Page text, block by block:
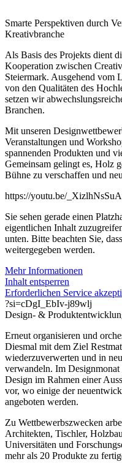
Smarte Perspektiven durch
Kreativbranche
Als Basis des Projekts dient
Kooperation zwischen
Steiermark. Ausgehend vom
von den Qualitäten des
setzen wir
Branchen.
Mit unseren
Veranstaltungen und
spannenden Produkten und
Gemeinsam gelingt es, Holz
Bühne zu verschaffen und
https://youtu.be/_XizlhNsSuA
Sie sehen gerade einen
eigentlichen Inhalt
unten. Bitte beachten Sie,
weitergegeben werden.
Mehr Informationen
Inhalt entsperren
Erforderlichen Service
?si=cDgI_EbIv-j89wlj
Design- &
Erneut organisieren und
Diesmal mit dem Ziel
wiederzuverwerten und in
verwandeln. Im
Design im Rahmen einer
vor, wo einige der
angeboten werden.
Zu Wettbewerbszwecken
Architekten, Tischler,
Universitäten und
mehr als 20 Produkte zu